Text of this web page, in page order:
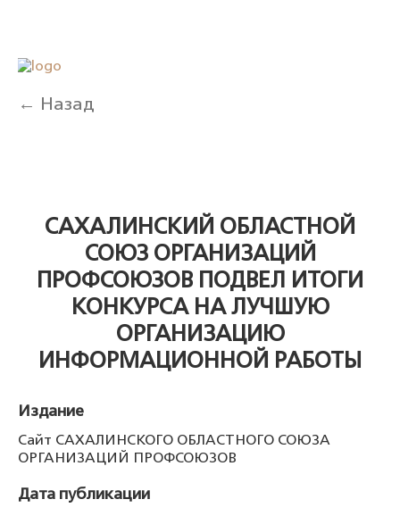
← Назад
САХАЛИНСКИЙ ОБЛАСТНОЙ
СОЮЗ ОРГАНИЗАЦИЙ
ПРОФСОЮЗОВ ПОДВЕЛ ИТОГИ
КОНКУРСА НА ЛУЧШУЮ
ОРГАНИЗАЦИЮ
ИНФОРМАЦИОННОЙ РАБОТЫ
Издание
Сайт САХАЛИНСКОГО ОБЛАСТНОГО СОЮЗА
ОРГАНИЗАЦИЙ ПРОФСОЮЗОВ
Дата публикации